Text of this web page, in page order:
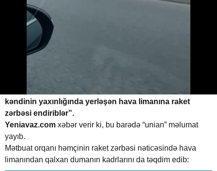
Ruslar Ukraynada daha bir hava
limanını vurub
06.03.2022
kəndinin yaxınlığında yerləşən hava limanına raket
zərbəsi endiriblər”.
Yeniavaz.com xəbər verir ki, bu barədə “unian” məlumat
yayıb.
Mətbuat orqanı həmçinin raket zərbəsi nəticəsində hava
limanından qalxan dumanın kadrlarını da təqdim edib: